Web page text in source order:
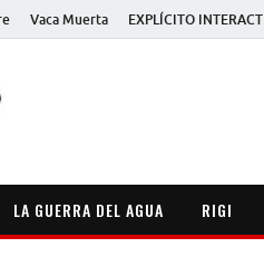
Vaca Muerta EXPLÍCITO
LA GUERRA DEL AGUA RIGI